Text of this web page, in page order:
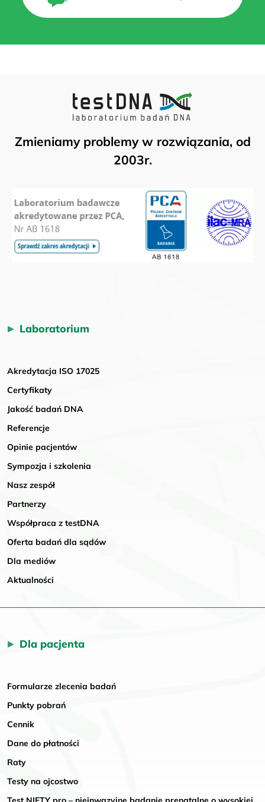
Zmieniamy problemy w rozwiązania, od
2003r.
Laboratorium
Akredytacja ISO 17025
Certyfikaty
Jakość badań DNA
Referencje
Opinie pacjentów
Sympozja i szkolenia
Nasz zespół
Partnerzy
Współpraca z testDNA
Oferta badań dla sądów
Dla mediów
Aktualności
Dla pacjenta
Formularze zlecenia badań
Punkty pobrań
Cennik
Dane do płatności
Raty
Testy na ojcostwo